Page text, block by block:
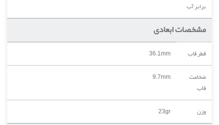
برابر آب
مشخصات ابعادی
قطر قاب
36.1mm
ضخامت
قاب
9.7mm
وزن 23gr